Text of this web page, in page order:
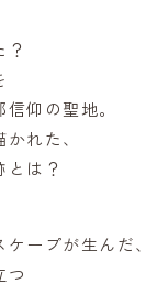
仰の聖地。
れた、
は？
ープが生んだ、
つ